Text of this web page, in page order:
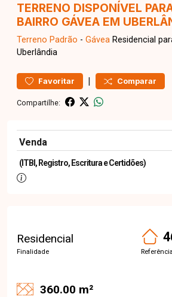
TERRENO DISPONÍVEL
BAIRRO GÁVEA EM
Terreno Padrão - Gávea Residencial
Uberlândia
Favoritar | Comparar
Compartilhe:
Venda
(ITBI, Registro, Escritura e Certidões)
Residencial
Finalidade Referência
360.00 m²